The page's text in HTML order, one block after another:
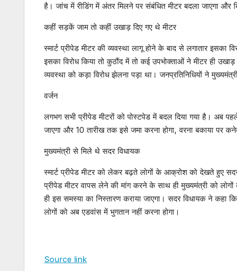
है। जांच में रीडिंग में अंतर मिलने पर संबंधित मीटर बदला जाएगा और
कहीं सड़कें जाम तो कहीं उखाड़ दिए गए थे मीटर
स्मार्ट प्रीपेड मीटर की व्यवस्था लागू होने के बाद से लगातार
इसका विरोध किया तो कुठौंद में तो कई उपभोक्ताओं ने मीटर ही
व्यवस्था को कड़ा विरोध झेलना पड़ा था। जनप्रतिनिधियों ने
वर्जन
लगभग सभी प्रीपेड मीटरों को पोस्टपेड में बदल दिया गया है। अब
जाएगा और 10 तारीख तक इसे जमा करना होगा, वरना बकाया पर
मुख्यमंत्री से मिले थे सदर विधायक
स्मार्ट प्रीपेड मीटर को लेकर बढ़ते लोगों के आक्रोश को देखते हुए
प्रीपेड मीटर वापस लेने की मांग करने के साथ ही मुख्यमंत्री को
ही इस समस्या का निस्तारण कराया जाएगा। सदर विधायक ने कहा
लोगों को अब एडवांस में भुगतान नहीं करना होगा।
Source link